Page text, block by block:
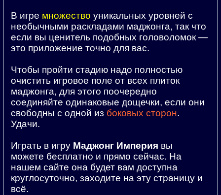
В игре множество уникальных уровней с
необычными раскладами маджонга, так что
если вы ценитель подобных головоломок —
это приложение точно для вас.
Чтобы пройти стадию надо полностью
очистить игровое поле от всех плиток
маджонга, для этого поочередно
соединяйте одинаковые дощечки, если они
свободны с одной из боковых сторон.
Удачи.
Играть в игру Маджонг Империя вы
можете бесплатно и прямо сейчас. На
нашем сайте она будет вам доступна
круглосуточно, заходите на эту страницу и
всё.